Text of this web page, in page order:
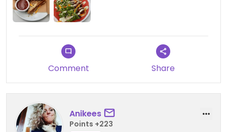
Comment Share
Anikees
Points +223